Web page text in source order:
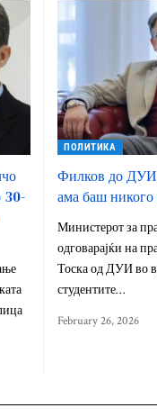
30-
ПОЛИТИКА
Филков до
ама баш
Министерот за
одговарајќи на
Тоска од ДУИ во
студентите…
February 26, 2026